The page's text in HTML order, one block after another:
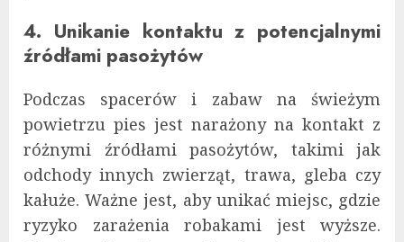
4. Unikanie kontaktu z potencjalnymi
źródłami pasożytów
Podczas spacerów i zabaw na świeżym
powietrzu pies jest narażony na kontakt z
różnymi źródłami pasożytów, takimi jak
odchody innych zwierząt, trawa, gleba czy
kałuże. Ważne jest, aby unikać miejsc, gdzie
ryzyko zarażenia robakami jest wyższe.